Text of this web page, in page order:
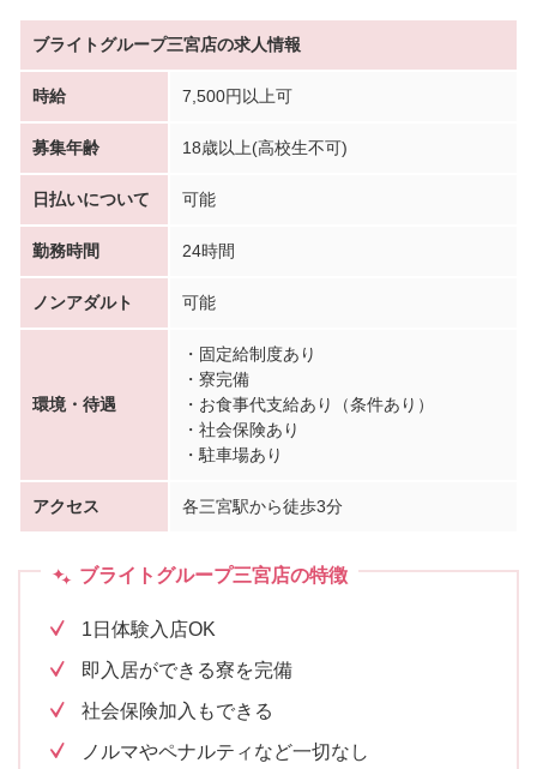
ブライトグループ三宮店の求人情報
時給 7,500円以上可
募集年齢 18歳以上(高校生不可)
日払いについて 可能
勤務時間 24時間
ノンアダルト 可能
環境・待遇
・固定給制度あり
・寮完備
・お食事代支給あり（条件あり）
・社会保険あり
・駐車場あり
アクセス 各三宮駅から徒歩3分
ブライトグループ三宮店の特徴
1日体験入店OK
即入居ができる寮を完備
社会保険加入もできる
ノルマやペナルティなど一切なし